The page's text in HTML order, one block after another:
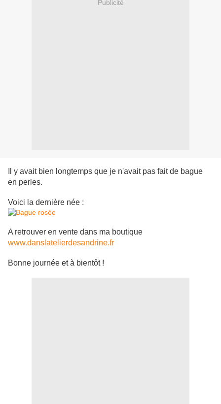
Publicité
Il y avait bien longtemps que je n'avait pas fait de bague
en perles.
Voici la dernière née :
A retrouver en vente dans ma boutique
www.danslatelierdesandrine.fr
Bonne journée et à bientôt !